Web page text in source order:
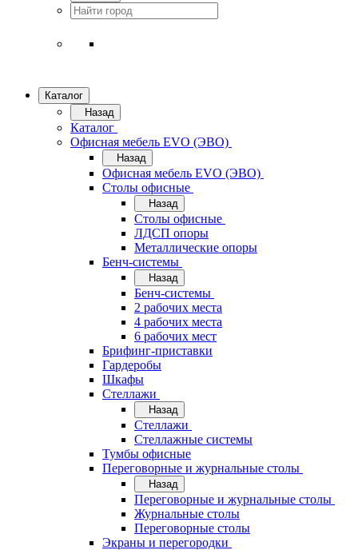
Каталог
Назад
Каталог
Офисная мебель EVO (ЭВО)
Назад
Офисная мебель EVO (ЭВО)
Cтолы офисные
Назад
Cтолы офисные
ЛДСП опоры
Металлические опоры
Бенч-системы
Назад
Бенч-системы
2 рабочих места
4 рабочих места
6 рабочих мест
Брифинг-приставки
Гардеробы
Шкафы
Стеллажи
Назад
Стеллажи
Стеллажные системы
Тумбы офисные
Переговорные и журнальные столы
Назад
Переговорные и журнальные столы
Журнальные столы
Переговорные столы
Экраны и перегородки